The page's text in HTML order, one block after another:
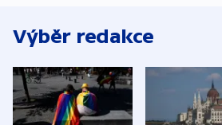
Výběr redakce